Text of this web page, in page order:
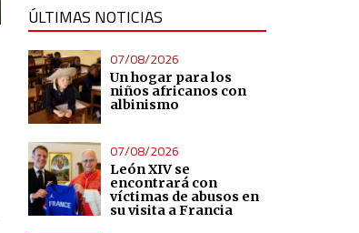
ÚLTIMAS NOTICIAS
07/08/2026
Un hogar para los
niños africanos con
albinismo
07/08/2026
León XIV se
encontrará con
víctimas de abusos en
su visita a Francia